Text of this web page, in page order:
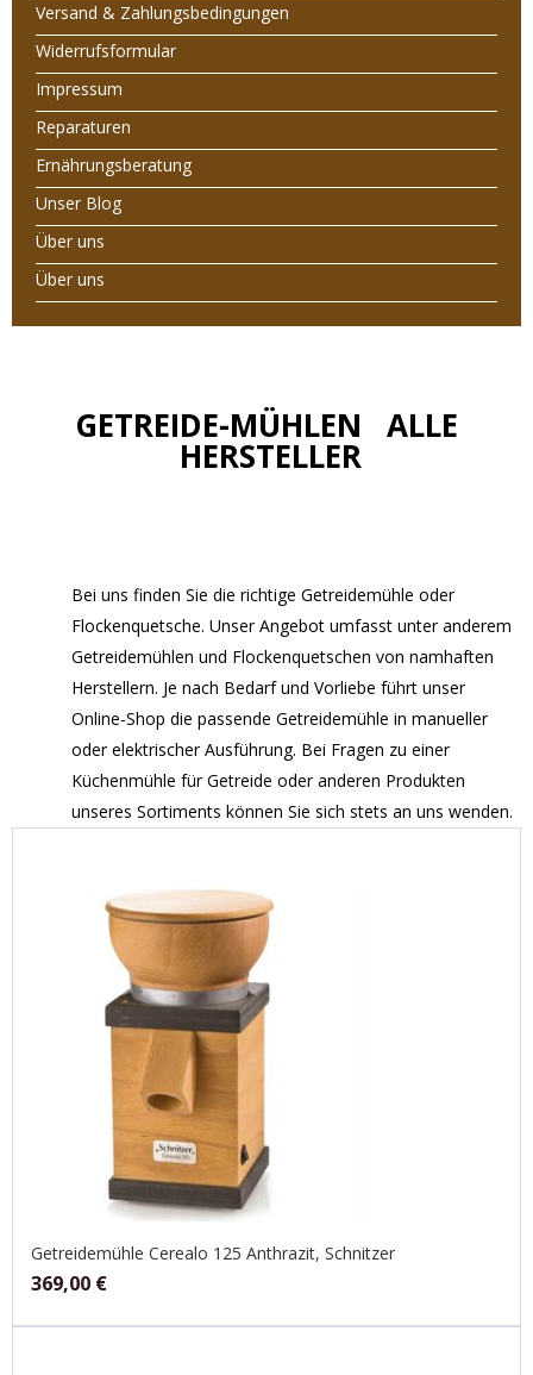
Versand & Zahlungsbedingungen
Widerrufsformular
Impressum
Reparaturen
Ernährungsberatung
Unser Blog
Über uns
Über uns
GETREIDE-MÜHLEN ALLE
HERSTELLER
Bei uns finden Sie die richtige Getreidemühle oder
Flockenquetsche. Unser Angebot umfasst unter anderem
Getreidemühlen und Flockenquetschen von namhaften
Herstellern. Je nach Bedarf und Vorliebe führt unser
Online-Shop die passende Getreidemühle in manueller
oder elektrischer Ausführung. Bei Fragen zu einer
Küchenmühle für Getreide oder anderen Produkten
unseres Sortiments können Sie sich stets an uns wenden.
Getreidemühle Cerealo 125 Anthrazit, Schnitzer
369,00 €